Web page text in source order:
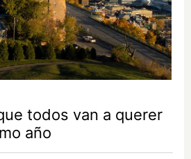
todos van a querer
año